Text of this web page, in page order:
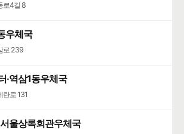
로4길 8
우체국
로 239
·역삼1동우체국
란로 131
울상록회관우체국